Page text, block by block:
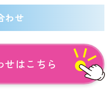
わせ
せはこちら